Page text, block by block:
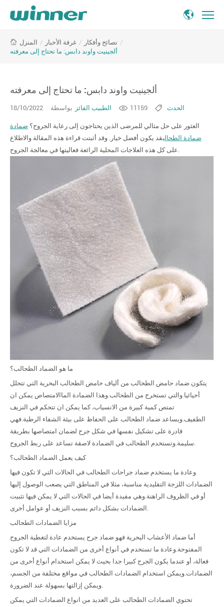
واوند
دابس:
إلى
المنزل / غرفة الأخبار / نصائح وأفكار /
ألجينيت واوند دابس: ما تحتاج إلى معرفته
ألجينيت واوند دابس: ما تحتاج إلى معرفته
18/10/2022 بواسطة الطبيب الفائز 11159 الحدث
العثور على حل مثالي للمرضى الذين يحتاجون إلى رعاية الجروح؟ ضمادة
ضمادة الطحالبقد يكون أفضل خيار. وقد أثبتت قراءة هذه المقالة والاطلاع
على كل هذه العلاجات المحلية الرائعة فعاليتها في معالجة الجروح.
ما هو الضماد الطحالب؟
يتكون ضماد حامض الطحالب من ألياف حامض الطحالب البحرية التي تتحلل
أحيائيا والتي تستخرج من الطحالب.وهذا الضمادة الماالامتصاص يمكن ان
تمتص كمية كبيرة من الانسياب، كما يمكن ان تتحكم في النزيف
الطفيف.ويساعد ضماد الطحالب على الحفاظ على بيئة الشفاء الرطبة.فهي
قادرة على تشكيل نفسها في شكل جرح لضمان امتصاصها بطريقة
سليمة.وتستخدم الطحالب في الضمادة لاصقة تساعد على ربط الجروح.
كيف يعمل الضماد الطحالب؟
وعادة ما يستخدم ضماد جراحات الطحالب في الحالات التي لا تكون فيها
الضمادات اللزجة التقليدية مناسبة، مثلا في المناطق التي يصعب الوصول إليها
أو في الظروف الراهنة.وهي مفيدة أيضا في الحالات التي لا يمكن فيها تثبيت
الضمادات بشكل دائم بسبب النزيف أو عوامل أخرى.
مزايا الضمادات الطحالب
أما ضماد الأعشاب البحرية فهو ضماد جرح يستخدم عادة لتغطية الجروح
المفتوحة.وعادة ما تستخدم في أنواع أخرى من الضمادات التي قد لا تكون
فعالة، أو عندما يكون الجرح كبيرا جدا بحيث لا يمكن استخدام أنواع أخرى من
الضمادات.ويمكن استخدام الضمادات الطحالب في مواقع مختلفة من الجسم،
ويمكن إزالتها بسهولة عند الضرورة.
تحتوي الضمادات الطحالب على العديد من انواع الضمادات التي يمكن